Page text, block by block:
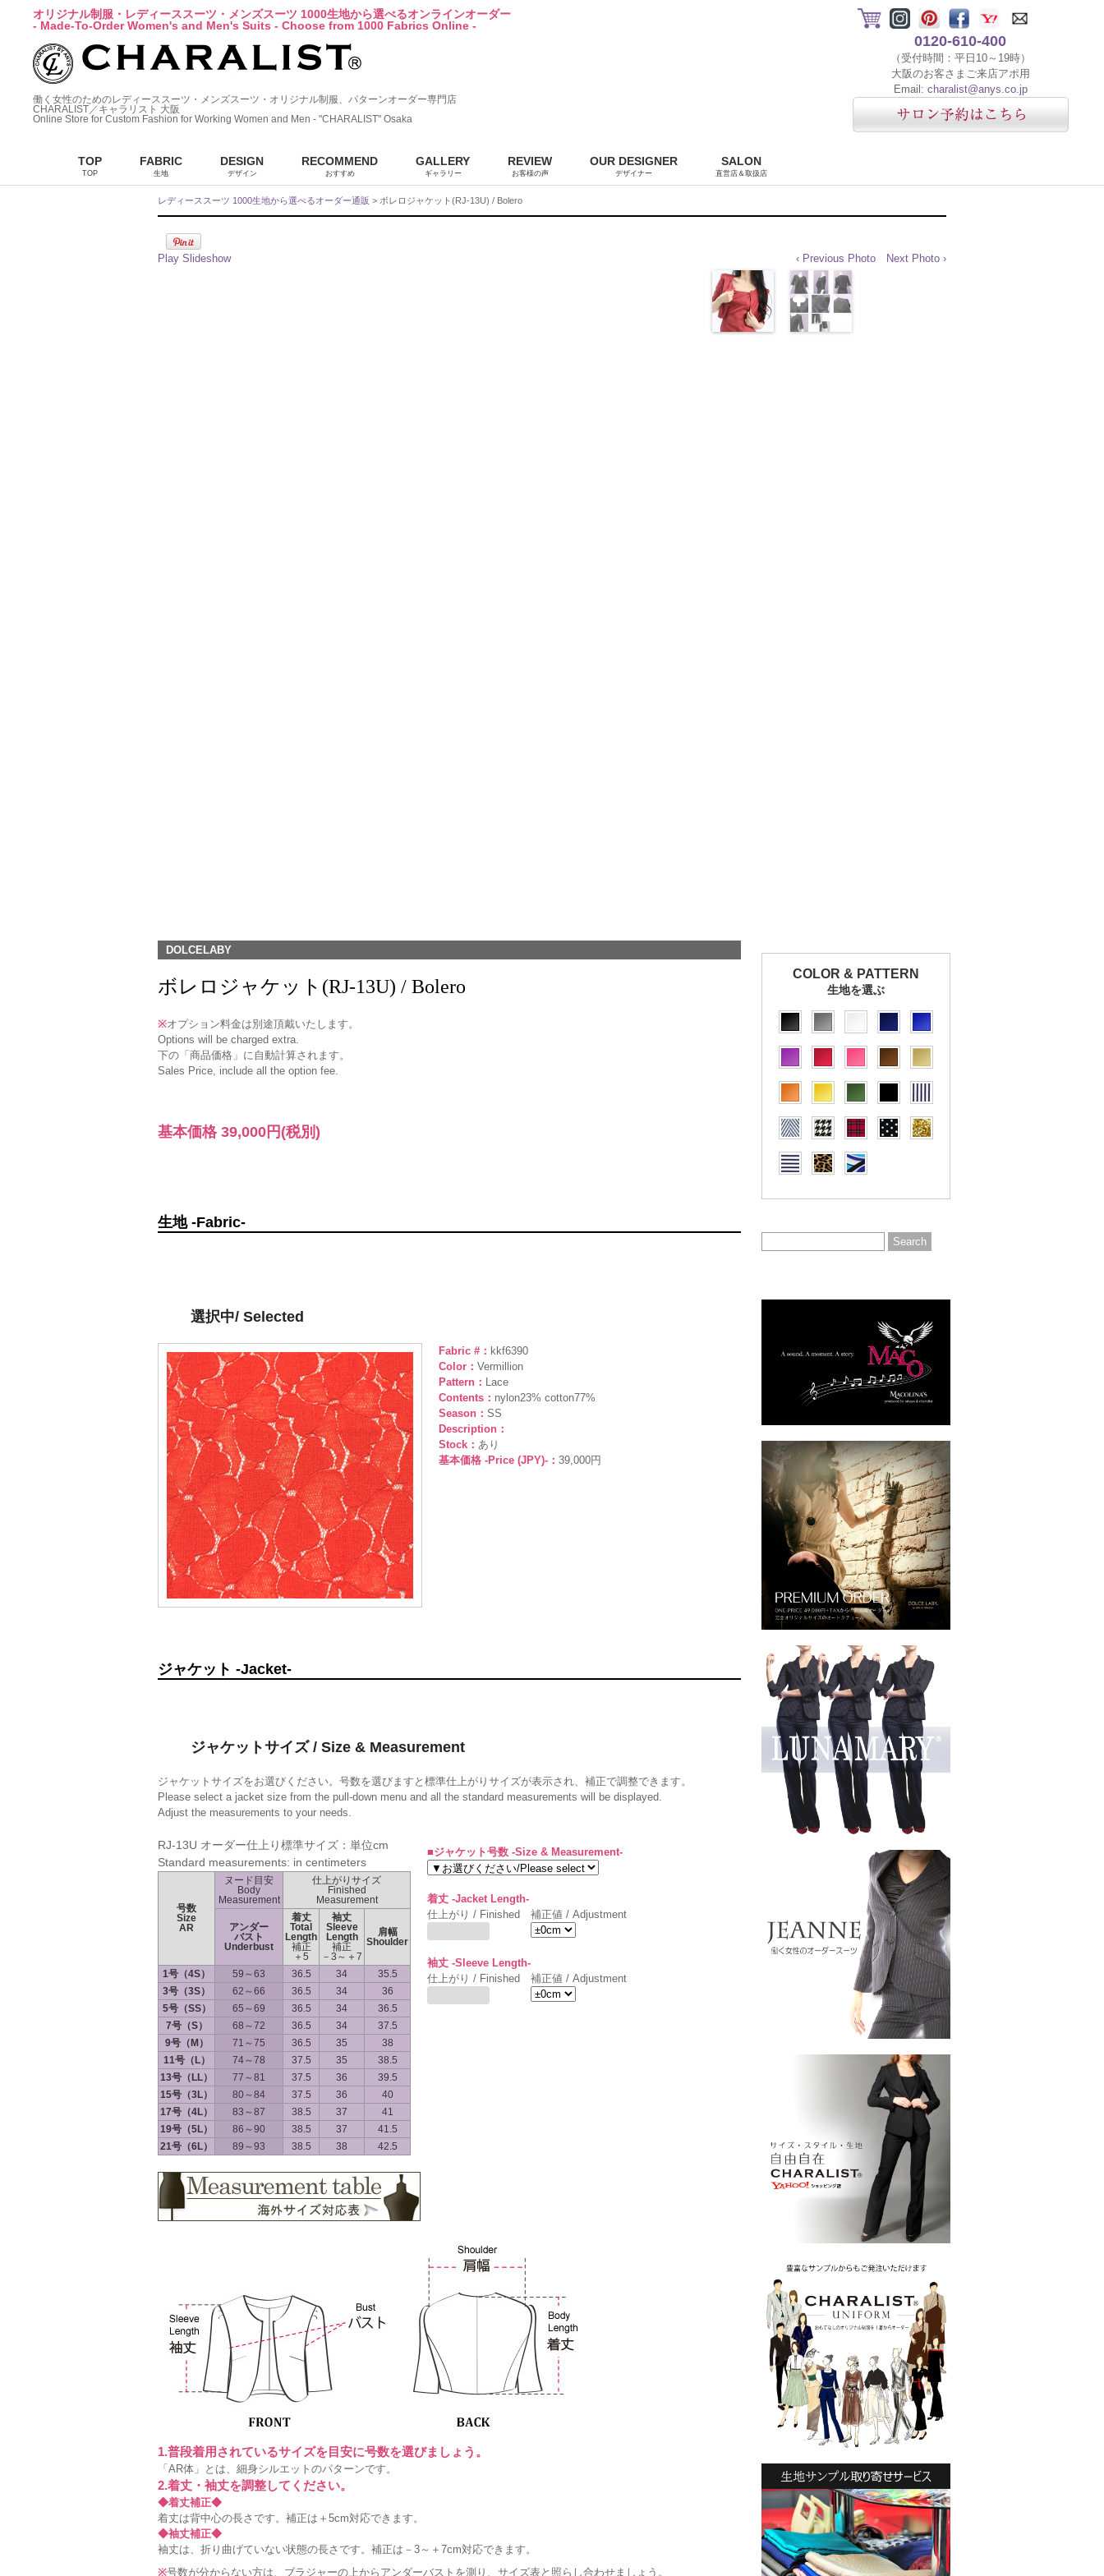
オリジナル制服・レディーススーツ・メンズスーツ 1000生地から選べるオンラインオーダー
- Made-To-Order Women's and Men's Suits - Choose from 1000 Fabrics Online -
働く女性のためのレディーススーツ・メンズスーツ・オリジナル制服、パターンオーダー専門店
CHARALIST／キャラリスト 大阪
Online Store for Custom Fashion for Working Women and Men - "CHARALIST" Osaka
0120-610-400
（受付時間：平日10～19時）
大阪のお客さまご来店アポ用
Email: charalist@anys.co.jp
TOP
TOP
FABRIC
生地
DESIGN
デザイン
RECOMMEND
おすすめ
GALLERY
ギャラリー
REVIEW
お客様の声
OUR DESIGNER
デザイナー
SALON
直営店＆取扱店
レディーススーツ 1000生地から選べるオーダー通販 > ボレロジャケット(RJ-13U) / Bolero
Play Slideshow ‹ Previous Photo Next Photo ›
DOLCELABY
ボレロジャケット(RJ-13U) / Bolero
※オプション料金は別途頂戴いたします。
Options will be charged extra.
下の「商品価格」に自動計算されます。
Sales Price, include all the option fee.
基本価格 39,000円 (税別)
生地 -Fabric-
選択中/ Selected
Fabric #： kkf6390
Color： Vermillion
Pattern： Lace
Contents： nylon23% cotton77%
Season： SS
Description：
Stock： あり
基本価格 -Price (JPY)-： 39,000円
ジャケット -Jacket-
ジャケットサイズ / Size & Measurement
ジャケットサイズをお選びください。号数を選びますと標準仕上がりサイズが表示され、補正で調整できます。
Please select a jacket size from the pull-down menu and all the standard measurements will be displayed.
Adjust the measurements to your needs.
RJ-13U オーダー仕上り標準サイズ：単位cm
Standard measurements: in centimeters
号数
Size
AR
ヌード目安
Body
Measurement
仕上がりサイズ
Finished
Measurement
アンダー
バスト
Underbust
着丈
Total
Length
補正
＋5
袖丈
Sleeve
Length
補正
－3～＋7
肩幅
Shoulder
1号（4S） 59～63 36.5 34
35.5
3号（3S）
62～66 36.5 34
36
5号（SS）
65～69 36.5 34
36.5
7号（S）
68～72 36.5 34
37.5
9号（M）
71～75 36.5 35
38
11号（L）
74～78 37.5 35
38.5
13号（LL）
77～81 37.5 36
39.5
15号（3L）
80～84 37.5 36
40
17号（4L）
83～87 38.5 37
41
19号（5L）
86～90 38.5 37
41.5
21号（6L）
89～93 38.5 38 42.5
■ジャケット号数 -Size & Measurement-
着丈 -Jacket Length-
仕上がり / Finished
補正値 / Adjustment
袖丈 -Sleeve Length-
仕上がり / Finished
補正値 / Adjustment
1.普段着用されているサイズを目安に号数を選びましょう。
「AR体」とは、細身シルエットのパターンです。
2.着丈・袖丈を調整してください。
◆着丈補正◆
着丈は背中心の長さです。補正は＋5cm対応できます。
◆袖丈補正◆
袖丈は、折り曲げていない状態の長さです。補正は－3～＋7cm対応できます。
※号数が分からない方は、ブラジャーの上からアンダーバストを測り、サイズ表と照らし合わせましょう。
COLOR & PATTERN
生地を選ぶ